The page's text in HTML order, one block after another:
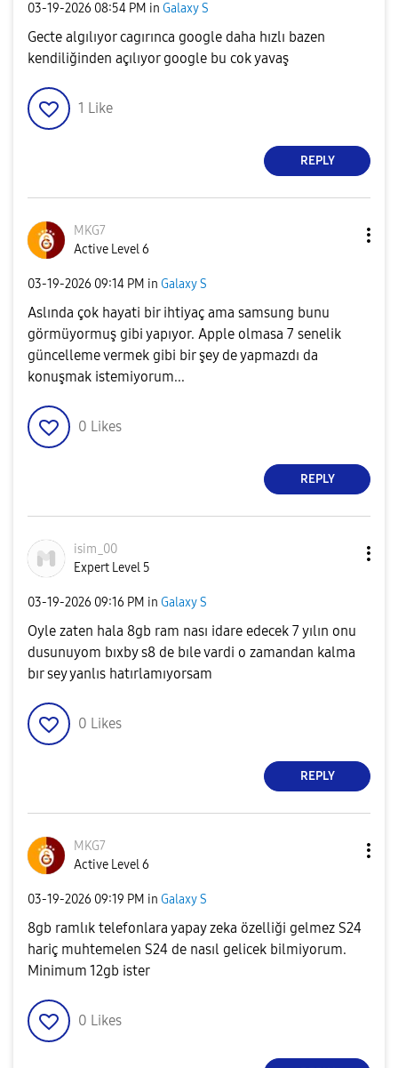
‎03-19-2026 08:54 PM in Galaxy S
Gecte algılıyor cagırınca google daha hızlı bazen
kendiliğinden açılıyor google bu cok yavaş
1 Like
REPLY
MKG7
Active Level 6
‎03-19-2026 09:14 PM in Galaxy S
Aslında çok hayati bir ihtiyaç ama samsung bunu
görmüyormuş gibi yapıyor. Apple olmasa 7 senelik
güncelleme vermek gibi bir şey de yapmazdı da
konuşmak istemiyorum...
0 Likes
REPLY
isim_00
Expert Level 5
‎03-19-2026 09:16 PM in Galaxy S
Oyle zaten hala 8gb ram nası idare edecek 7 yılın onu
dusunuyom bıxby s8 de bıle vardi o zamandan kalma
bır sey yanlıs hatırlamıyorsam
0 Likes
REPLY
MKG7
Active Level 6
‎03-19-2026 09:19 PM in Galaxy S
8gb ramlık telefonlara yapay zeka özelliği gelmez S24
hariç muhtemelen S24 de nasıl gelicek bilmiyorum.
Minimum 12gb ister
0 Likes